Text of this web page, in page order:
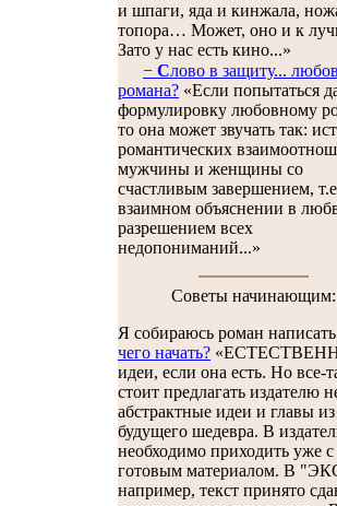
и шпаги, яда и кинжала,
топора… Может, оно и к
Зато у нас есть кино...»
− Слово в защиту...
романа? «Если попытаться
формулировку любовному
то она может звучать так:
романтических
мужчины и женщины со
счастливым завершением,
взаимном объяснении в
разрешением всех
недопониманий...»
Советы начинающим:
Я собираюсь роман
чего начать?
идеи, если она есть. Но все-
стоит предлагать издателю
абстрактные идеи и главы из
будущего шедевра. В
необходимо приходить уже с
готовым материалом. В
например, текст принято